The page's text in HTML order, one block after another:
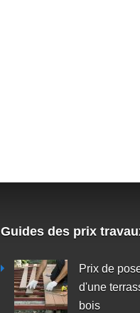
Guides des prix
Prix de
d'une
bois